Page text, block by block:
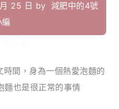
25 日 by
減肥中的4號
編
間，身為一個熱愛泡麵的
麵也是很正常的事情